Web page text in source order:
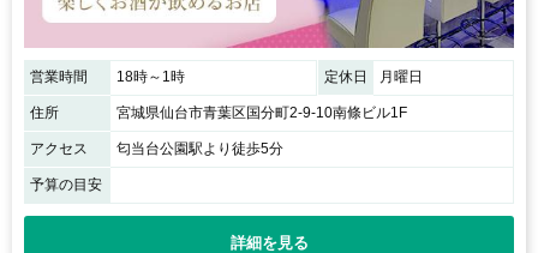
営業時間 18時～1時 定休日 月曜日
住所 宮城県仙台市青葉区国分町2-9-10南條ビル1F
アクセス 匂当台公園駅より徒歩5分
予算の目安
詳細を見る